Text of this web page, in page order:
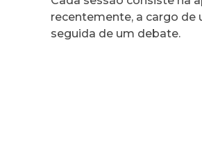
recentemente, a cargo de
seguida de um debate.